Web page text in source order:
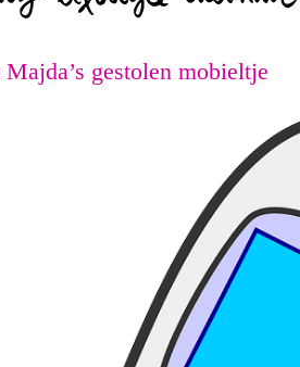
gestolen mobieltje